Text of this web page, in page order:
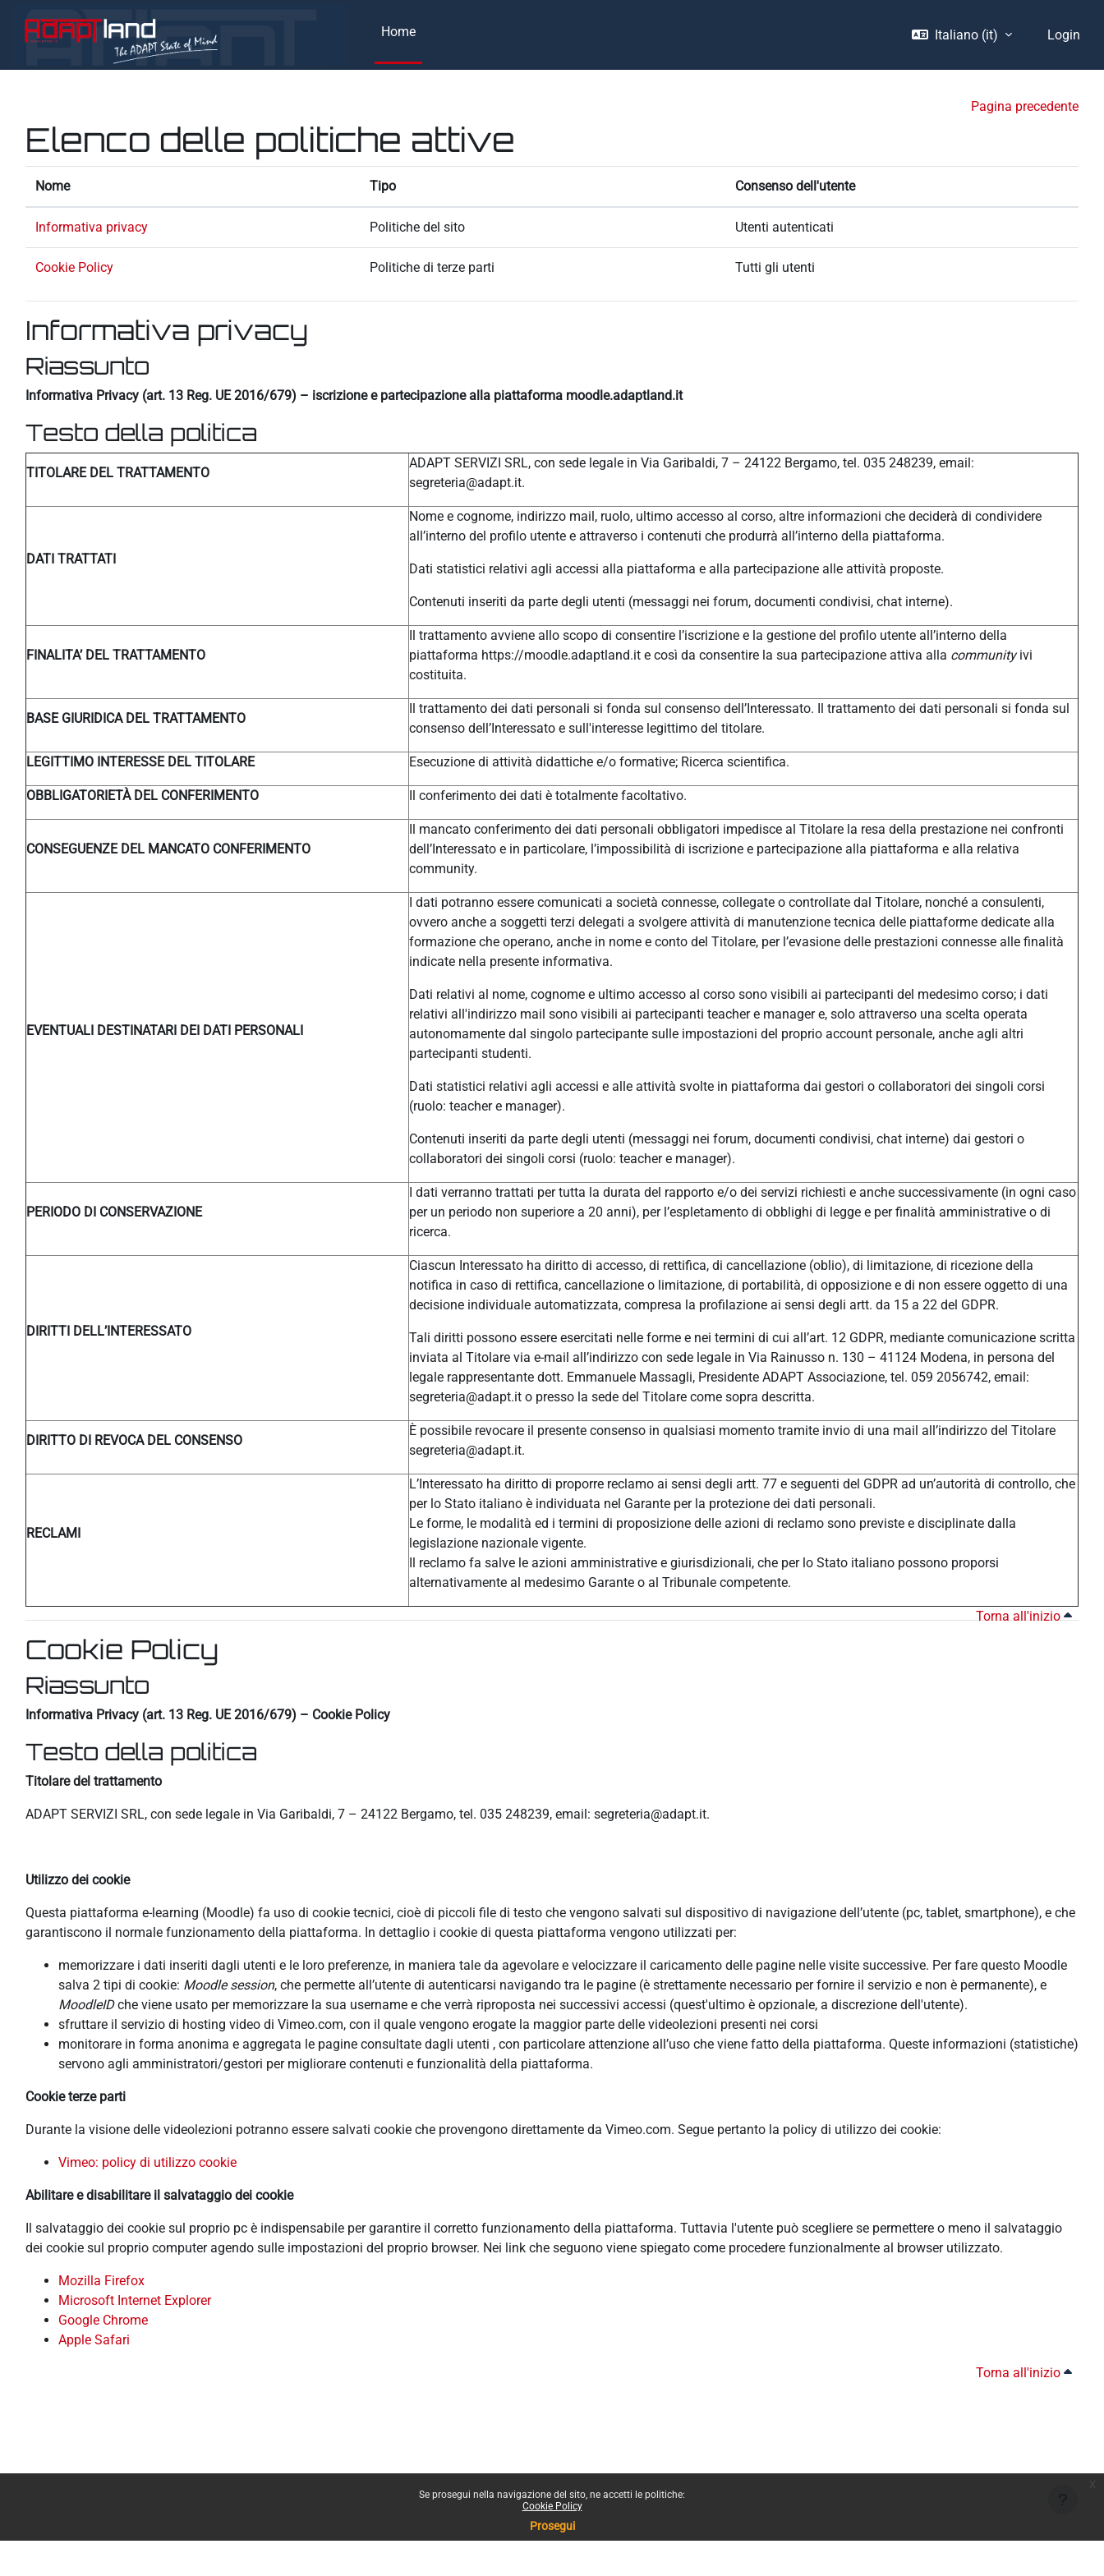
Se prosegui nella navigazione del sito, ne accetti le politiche:
Cookie Policy
Prosegui
Home Italiano ‎(it)‎ Login
Pagina precedente
Elenco delle politiche attive
Nome Tipo Consenso dell'utente
Informativa privacy Politiche del sito Utenti autenticati
Cookie Policy Politiche di terze parti Tutti gli utenti
Informativa privacy
Riassunto
Informativa Privacy (art. 13 Reg. UE 2016/679) – iscrizione e partecipazione alla piattaforma moodle.adaptland.it
Testo della politica
TITOLARE DEL TRATTAMENTO
ADAPT SERVIZI SRL, con sede legale in Via Garibaldi, 7 – 24122 Bergamo, tel. 035 248239, email:
segreteria@adapt.it.
DATI TRATTATI
Nome e cognome, indirizzo mail, ruolo, ultimo accesso al corso, altre informazioni che deciderà di condividere
all’interno del profilo utente e attraverso i contenuti che produrrà all’interno della piattaforma.
Dati statistici relativi agli accessi alla piattaforma e alla partecipazione alle attività proposte.
Contenuti inseriti da parte degli utenti (messaggi nei forum, documenti condivisi, chat interne).
FINALITA’ DEL TRATTAMENTO
Il trattamento avviene allo scopo di consentire l’iscrizione e la gestione del profilo utente all’interno della
piattaforma https://moodle.adaptland.it e così da consentire la sua partecipazione attiva alla communityivi
costituita.
BASE GIURIDICA DEL TRATTAMENTO
Il trattamento dei dati personali si fonda sul consenso dell’Interessato. Il trattamento dei dati personali si fonda sul
consenso dell’Interessato e sull'interesse legittimo del titolare.
LEGITTIMO INTERESSE DEL TITOLARE Esecuzione di attività didattiche e/o formative; Ricerca scientifica.
OBBLIGATORIETÀ DEL CONFERIMENTO Il conferimento dei dati è totalmente facoltativo.
CONSEGUENZE DEL MANCATO CONFERIMENTO
Il mancato conferimento dei dati personali obbligatori impedisce al Titolare la resa della prestazione nei confronti
dell’Interessato e in particolare, l’impossibilità di iscrizione e partecipazione alla piattaforma e alla relativa
community.
EVENTUALI DESTINATARI DEI DATI PERSONALI
I dati potranno essere comunicati a società connesse, collegate o controllate dal Titolare, nonché a consulenti,
ovvero anche a soggetti terzi delegati a svolgere attività di manutenzione tecnica delle piattaforme dedicate alla
formazione che operano, anche in nome e conto del Titolare, per l’evasione delle prestazioni connesse alle finalità
indicate nella presente informativa.
Dati relativi al nome, cognome e ultimo accesso al corso sono visibili ai partecipanti del medesimo corso; i dati
relativi all'indirizzo mail sono visibili ai partecipanti teacher e manager e, solo attraverso una scelta operata
autonomamente dal singolo partecipante sulle impostazioni del proprio account personale, anche agli altri
partecipanti studenti.
Dati statistici relativi agli accessi e alle attività svolte in piattaforma dai gestori o collaboratori dei singoli corsi
(ruolo: teacher e manager).
Contenuti inseriti da parte degli utenti (messaggi nei forum, documenti condivisi, chat interne) dai gestori o
collaboratori dei singoli corsi (ruolo: teacher e manager).
PERIODO DI CONSERVAZIONE
I dati verranno trattati per tutta la durata del rapporto e/o dei servizi richiesti e anche successivamente (in ogni caso
per un periodo non superiore a 20 anni), per l’espletamento di obblighi di legge e per finalità amministrative o di
ricerca.
DIRITTI DELL’INTERESSATO
Ciascun Interessato ha diritto di accesso, di rettifica, di cancellazione (oblio), di limitazione, di ricezione della
notifica in caso di rettifica, cancellazione o limitazione, di portabilità, di opposizione e di non essere oggetto di una
decisione individuale automatizzata, compresa la profilazione ai sensi degli artt. da 15 a 22 del GDPR.
Tali diritti possono essere esercitati nelle forme e nei termini di cui all’art. 12 GDPR, mediante comunicazione scritta
inviata al Titolare via e-mail all’indirizzo con sede legale in Via Rainusso n. 130 – 41124 Modena, in persona del
legale rappresentante dott. Emmanuele Massagli, Presidente ADAPT Associazione, tel. 059 2056742, email:
segreteria@adapt.it o presso la sede del Titolare come sopra descritta.
DIRITTO DI REVOCA DEL CONSENSO
È possibile revocare il presente consenso in qualsiasi momento tramite invio di una mail all’indirizzo del Titolare
segreteria@adapt.it.
RECLAMI
L’Interessato ha diritto di proporre reclamo ai sensi degli artt. 77 e seguenti del GDPR ad un’autorità di controllo, che
per lo Stato italiano è individuata nel Garante per la protezione dei dati personali.
Le forme, le modalità ed i termini di proposizione delle azioni di reclamo sono previste e disciplinate dalla
legislazione nazionale vigente.
Il reclamo fa salve le azioni amministrative e giurisdizionali, che per lo Stato italiano possono proporsi
alternativamente al medesimo Garante o al Tribunale competente.
Torna all'inizio
Cookie Policy
Riassunto
Informativa Privacy (art. 13 Reg. UE 2016/679) – Cookie Policy
Testo della politica
Titolare del trattamento
ADAPT SERVIZI SRL, con sede legale in Via Garibaldi, 7 – 24122 Bergamo, tel. 035 248239, email: segreteria@adapt.it.
Utilizzo dei cookie
Questa piattaforma e-learning (Moodle) fa uso di cookie tecnici, cioè di piccoli file di testo che vengono salvati sul dispositivo di navigazione dell’utente (pc, tablet, smartphone), e che
garantiscono il normale funzionamento della piattaforma. In dettaglio i cookie di questa piattaforma vengono utilizzati per:
memorizzare i dati inseriti dagli utenti e le loro preferenze, in maniera tale da agevolare e velocizzare il caricamento delle pagine nelle visite successive. Per fare questo Moodle
salva 2 tipi di cookie: Moodle session, che permette all’utente di autenticarsi navigando tra le pagine (è strettamente necessario per fornire il servizio e non è permanente), e
MoodleIDche viene usato per memorizzare la sua username e che verrà riproposta nei successivi accessi (quest'ultimo è opzionale, a discrezione dell'utente).
sfruttare il servizio di hosting video di Vimeo.com, con il quale vengono erogate la maggior parte delle videolezioni presenti nei corsi
monitorare in forma anonima e aggregata le pagine consultate dagli utenti , con particolare attenzione all’uso che viene fatto della piattaforma. Queste informazioni (statistiche)
servono agli amministratori/gestori per migliorare contenuti e funzionalità della piattaforma.
Cookie terze parti
Durante la visione delle videolezioni potranno essere salvati cookie che provengono direttamente da Vimeo.com. Segue pertanto la policy di utilizzo dei cookie:
Vimeo: policy di utilizzo cookie
Abilitare e disabilitare il salvataggio dei cookie
Il salvataggio dei cookie sul proprio pc è indispensabile per garantire il corretto funzionamento della piattaforma. Tuttavia l'utente può scegliere se permettere o meno il salvataggio
dei cookie sul proprio computer agendo sulle impostazioni del proprio browser. Nei link che seguono viene spiegato come procedere funzionalmente al browser utilizzato.
Mozilla Firefox
Microsoft Internet Explorer
Google Chrome
Apple Safari
Torna all'inizio